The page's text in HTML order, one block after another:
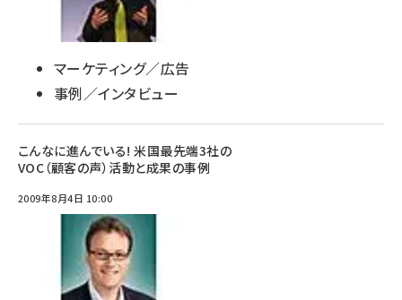
マーケティング／広告
事例／インタビュー
こんなに進んでいる! 米国最先端3社の
VOC（顧客の声）活動と成果の事例
2009年8月4日 10:00